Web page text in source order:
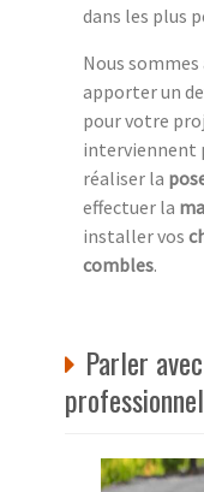
dans les plus
Nous
apporter un
pour votre
interviennent
réaliser la
effectuer la
installer vos
combles.
Parler